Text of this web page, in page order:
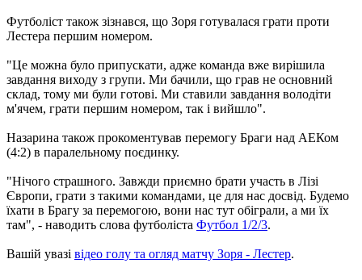
Футболіст також зізнався, що Зоря готувалася грати проти
Лестера першим номером.
"Це можна було припускати, адже команда вже вирішила
завдання виходу з групи. Ми бачили, що грав не основний
склад, тому ми були готові. Ми ставили завдання володіти
м'ячем, грати першим номером, так і вийшло".
Назарина також прокоментував перемогу Браги над АЕКом
(4:2) в паралельному поєдинку.
"Нічого страшного. Завжди приємно брати участь в Лізі
Європи, грати з такими командами, це для нас досвід. Будемо
їхати в Брагу за перемогою, вони нас тут обіграли, а ми їх
там", - наводить слова футболіста Футбол 1/2/3.
Вашій увазі відео голу та огляд матчу Зоря - Лестер.